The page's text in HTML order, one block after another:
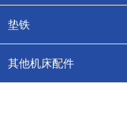
垫铁
其他机床配件